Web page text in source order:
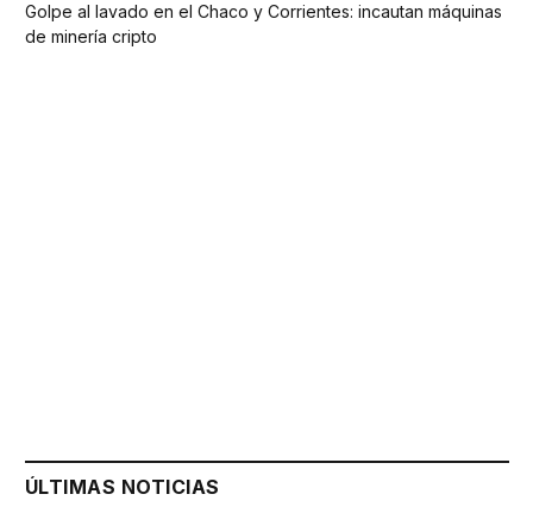
Golpe al lavado en el Chaco y Corrientes: incautan máquinas
de minería cripto
ÚLTIMAS NOTICIAS